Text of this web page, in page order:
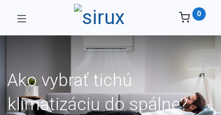
0
Ako vybrať tichú
klimatizáciu do spálne?